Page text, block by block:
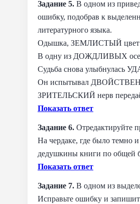
Задание 5. В одном из
ошибку, подобрав к
литературного языка.
Одышка, ЗЕМЛИСТЫЙ цвет
В одну из ДОЖДЛИВЫХ
Судьба снова улыбнулась
Он испытывал
ЗРИТЕЛЬСКИЙ нерв
Показать ответ
Задание 6. Отредактируйте
На чердаке, где было темно
дедушкины книги по общей
Показать ответ
Задание 7. В одном из
Исправьте ошибку и